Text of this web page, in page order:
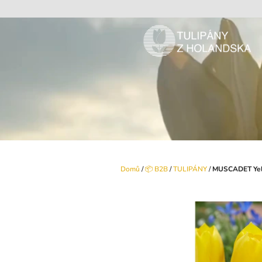
na
Domů /📦 B2B/TULIPÁNY/ MUSCADET